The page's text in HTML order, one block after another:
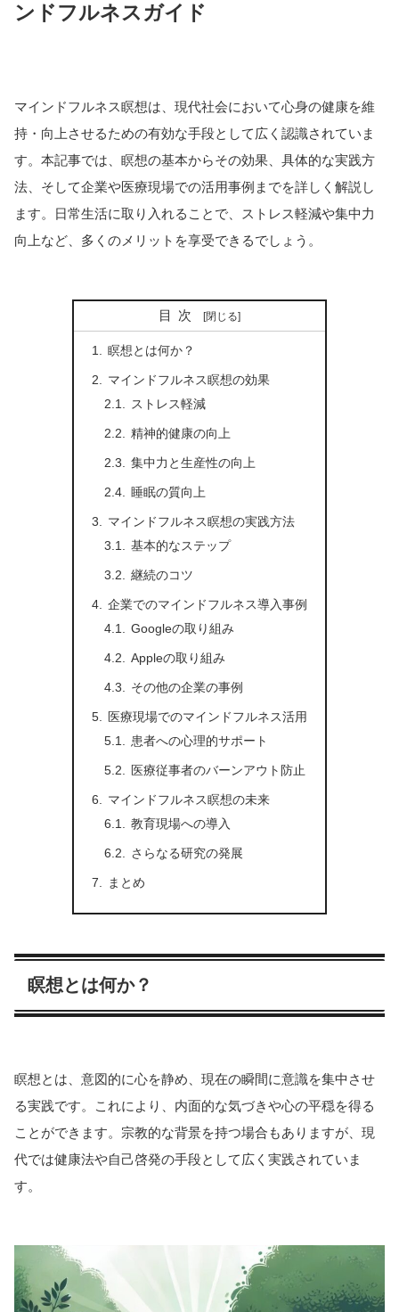
ンドフルネスガイド
マインドフルネス瞑想は、現代社会において心身の健康を維
持・向上させるための有効な手段として広く認識されていま
す。本記事では、瞑想の基本からその効果、具体的な実践方
法、そして企業や医療現場での活用事例までを詳しく解説し
ます。日常生活に取り入れることで、ストレス軽減や集中力
向上など、多くのメリットを享受できるでしょう。
目次
瞑想とは何か？
マインドフルネス瞑想の効果
ストレス軽減
精神的健康の向上
集中力と生産性の向上
睡眠の質向上
マインドフルネス瞑想の実践方法
基本的なステップ
継続のコツ
企業でのマインドフルネス導入事例
Googleの取り組み
Appleの取り組み
その他の企業の事例
医療現場でのマインドフルネス活用
患者への心理的サポート
医療従事者のバーンアウト防止
マインドフルネス瞑想の未来
教育現場への導入
さらなる研究の発展
まとめ
瞑想とは何か？
瞑想とは、意図的に心を静め、現在の瞬間に意識を集中させ
る実践です。これにより、内面的な気づきや心の平穏を得る
ことができます。宗教的な背景を持つ場合もありますが、現
代では健康法や自己啓発の手段として広く実践されていま
す。